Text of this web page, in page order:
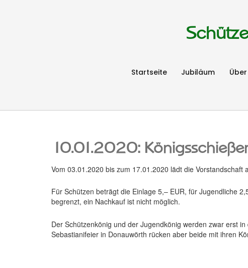
Startseite Jubiläum
10.01.2020:
Vom 03.01.2020 bis zum 17.01.2020 lädt die Vorstandschaft
Für Schützen beträgt die Einlage 5,– EUR, für Jugendliche
begrenzt, ein Nachkauf ist nicht möglich.
Der Schützenkönig und der Jugendkönig werden zwar erst
Sebastianifeier in Donauwörth rücken aber beide mit ihren